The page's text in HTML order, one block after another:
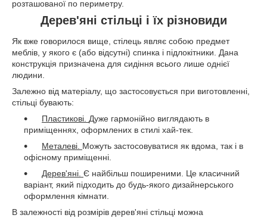
розташованої по периметру.
Дерев'яні стільці і їх різновиди
Як вже говорилося вище, стілець являє собою предмет
меблів, у якого є (або відсутні) спинка і підлокітники. Дана
конструкція призначена для сидіння всього лише однієї
людини.
Залежно від матеріалу, що застосовується при виготовленні,
стільці бувають:
Пластикові. Дуже гармонійно виглядають в
приміщеннях, оформлених в стилі хай-тек.
Металеві. Можуть застосовуватися як вдома, так і в
офісному приміщенні.
Дерев'яні. Є найбільш поширеними. Це класичний
варіант, який підходить до будь-якого дизайнерського
оформлення кімнати.
В залежності від розмірів дерев'яні стільці можна